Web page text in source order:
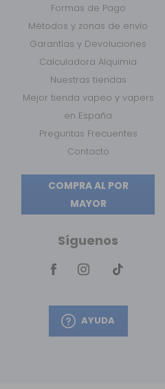
Formas de Pago
Métodos y zonas de envío
Garantías y Devoluciones
Calculadora Alquimia
Nuestras tiendas
Mejor tienda vapeo y vapers
en España
Preguntas Frecuentes
Contacto
COMPRA AL POR
MAYOR
Síguenos
AYUDA